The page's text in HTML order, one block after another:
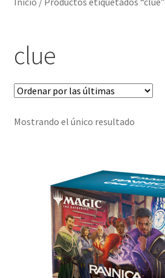
clue
Mostrando el único resultado